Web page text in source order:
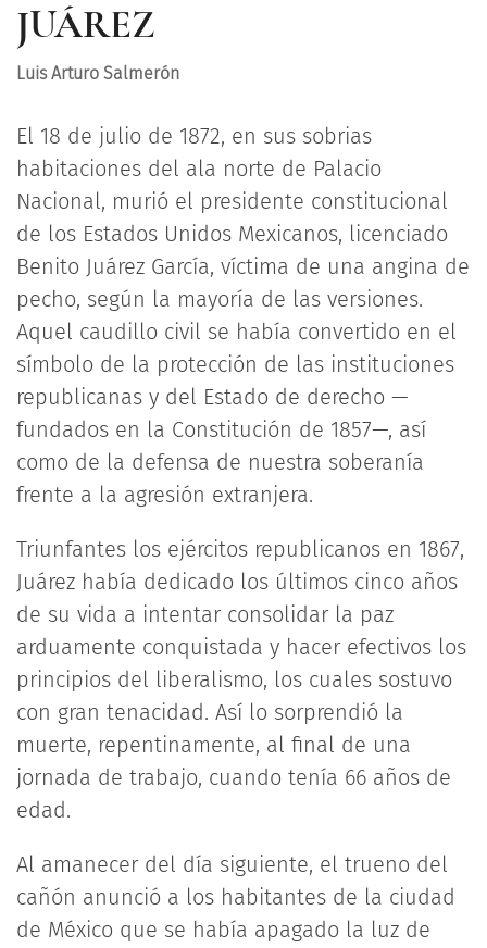
JUÁREZ
Luis Arturo Salmerón
El 18 de julio de 1872, en sus sobrias
habitaciones del ala norte de Palacio
Nacional, murió el presidente constitucional
de los Estados Unidos Mexicanos, licenciado
Benito Juárez García, víctima de una angina de
pecho, según la mayoría de las versiones.
Aquel caudillo civil se había convertido en el
símbolo de la protección de las instituciones
republicanas y del Estado de derecho —
fundados en la Constitución de 1857—, así
como de la defensa de nuestra soberanía
frente a la agresión extranjera.
Triunfantes los ejércitos republicanos en 1867,
Juárez había dedicado los últimos cinco años
de su vida a intentar consolidar la paz
arduamente conquistada y hacer efectivos los
principios del liberalismo, los cuales sostuvo
con gran tenacidad. Así lo sorprendió la
muerte, repentinamente, al final de una
jornada de trabajo, cuando tenía 66 años de
edad.
Al amanecer del día siguiente, el trueno del
cañón anunció a los habitantes de la ciudad
de México que se había apagado la luz de